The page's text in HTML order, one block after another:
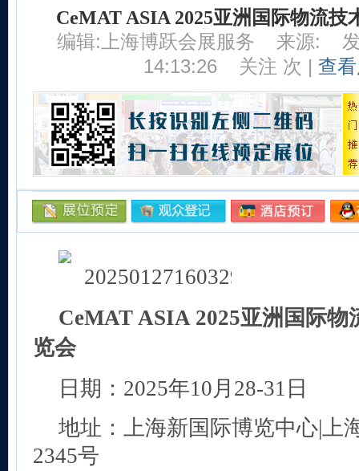
CeMAT ASIA 2025亚洲国际物流技
编辑:上海博跃会展服务
来源:
14:13:26
关注 次 | 查
CeMAT ASIA 2025亚洲国际物
览会
日期：2025年10月28-31日
地址：上海新国际博览中心|上
2345号